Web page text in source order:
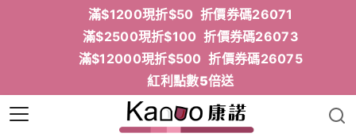
滿$1200現折$50 折價券碼26071
滿$2500現折$100 折價券碼26073
滿$12000現折$500 折價券碼26075
紅利點數5倍送